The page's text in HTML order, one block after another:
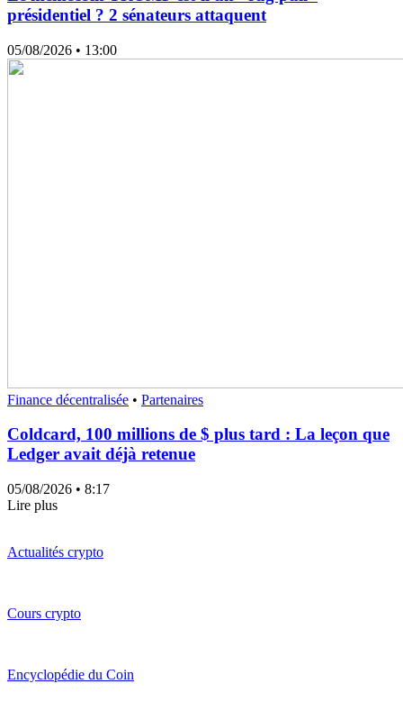
présidentiel ? 2 sénateurs attaquent
05/08/2026 • 13:00
Finance décentralisée • Partenaires
Coldcard, 100 millions de $ plus tard : La leçon que
Ledger avait déjà retenue
05/08/2026 • 8:17
Lire plus
Actualités crypto
Cours crypto
Encyclopédie du Coin